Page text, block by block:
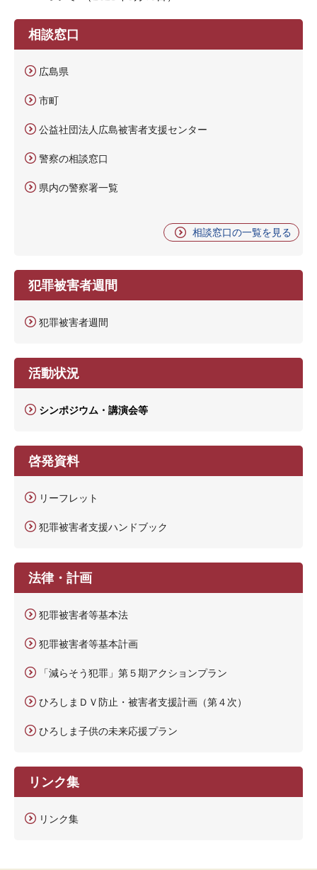
相談窓口
広島県
市町
公益社団法人広島被害者支援センター
警察の相談窓口
県内の警察署一覧
相談窓口の一覧を見る
犯罪被害者週間
犯罪被害者週間
活動状況
シンポジウム・講演会等
啓発資料
リーフレット
犯罪被害者支援ハンドブック
法律・計画
犯罪被害者等基本法
犯罪被害者等基本計画
「減らそう犯罪」第５期アクションプラン
ひろしまＤＶ防止・被害者支援計画（第４次）
ひろしま子供の未来応援プラン
リンク集
リンク集